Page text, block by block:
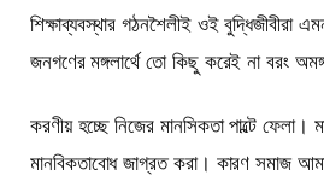
শিক্ষাব্যবস্থার গঠনশৈলীই ওই বুদ্ধিজীবীরা
জনগণের মঙ্গলার্থে তো কিছু করেই না বরং
করণীয় হচ্ছে নিজের মানসিকতা পাল্টে ফেলা।
মানবিকতাবোধ জাগ্রত করা। কারণ সমাজ